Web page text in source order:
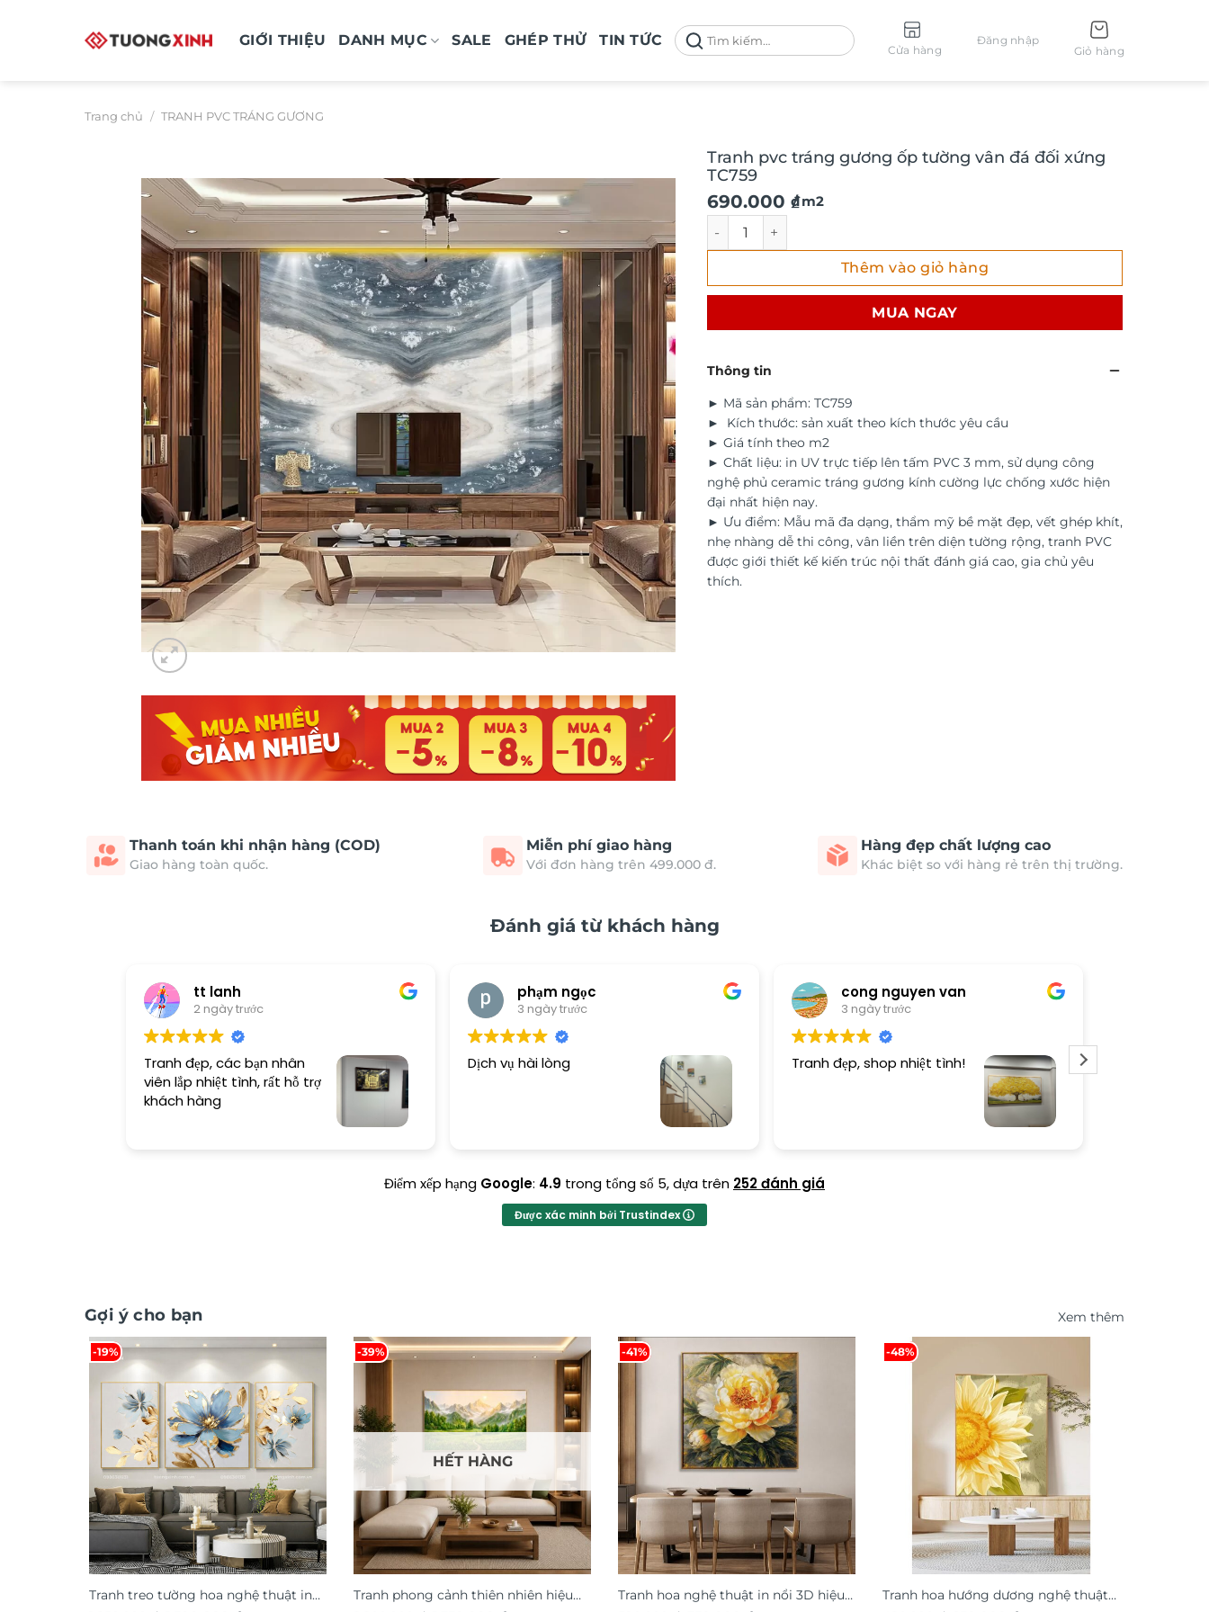
GIỚI THIỆU DANH MỤC SALE GHÉP THỬ TIN TỨC
Tìm
kiếm:
Cửa hàng
Đăng nhập
Giỏ hàng
Trang chủ / TRANH PVC TRÁNG GƯƠNG
Tranh pvc tráng gương ốp tường vân đá đối xứng
TC759
690.000 ₫
/ m2
Tranh pvc tráng gương ốp tường vân đá đối xứng TC759 số lượng
Thêm vào giỏ hàng
MUA NGAY
Thông tin
► Mã sản phẩm: TC759
► Kích thước: sản xuất theo kích thước yêu cầu
► Giá tính theo m2
► Chất liệu: in UV trực tiếp lên tấm PVC 3 mm, sử dụng công
nghệ phủ ceramic tráng gương kính cường lực chống xước hiện
đại nhất hiện nay.
► Ưu điểm: Mẫu mã đa dạng, thẩm mỹ bề mặt đẹp, vết ghép khít,
nhẹ nhàng dễ thi công, vân liền trên diện tường rộng, tranh PVC
được giới thiết kế kiến trúc nội thất đánh giá cao, gia chủ yêu
thích.
Thanh toán khi nhận hàng (COD)
Giao hàng toàn quốc.
Miễn phí giao hàng
Với đơn hàng trên 499.000 đ.
Hàng đẹp chất lượng cao
Khác biệt so với hàng rẻ trên thị trường.
Đánh giá từ khách hàng
tt lanh
2 ngày trước
Tranh đẹp, các bạn nhân
viên lắp nhiệt tình, rất hỗ trợ
khách hàng
phạm ngọc
3 ngày trước
Dịch vụ hài lòng
cong nguyen van
3 ngày trước
Tranh đẹp, shop nhiệt tình!
Điểm xếp hạng Google: 4.9 trong tổng số 5,dựa trên 252 đánh giá
Được xác minh bởi Trustindex
Gợi ý cho bạn Xem thêm
-19%
Tranh treo tường hoa nghệ thuật in
-39%
HẾT HÀNG
Tranh phong cảnh thiên nhiên hiệu
-41%
Tranh hoa nghệ thuật in nổi 3D hiệu
-48%
Tranh hoa hướng dương nghệ thuật